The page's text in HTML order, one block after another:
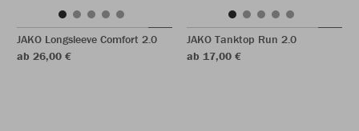
JAKO Longsleeve Comfort 2.0
ab 26,00 €
JAKO Tanktop Run 2.0
ab 17,00 €